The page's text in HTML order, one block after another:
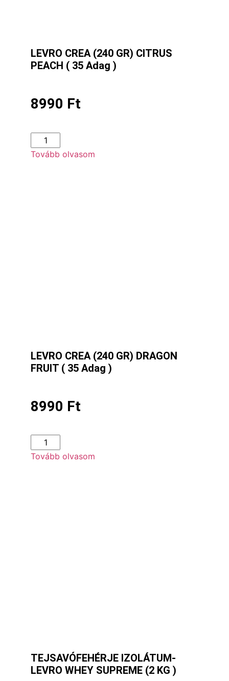
LEVRO CREA (240 GR) CITRUS
PEACH ( 35 Adag )
8990 Ft
Tovább olvasom
LEVRO CREA (240 GR) DRAGON
FRUIT ( 35 Adag )
8990 Ft
Tovább olvasom
TEJSAVÓFEHÉRJE IZOLÁTUM-
LEVRO WHEY SUPREME (2 KG )